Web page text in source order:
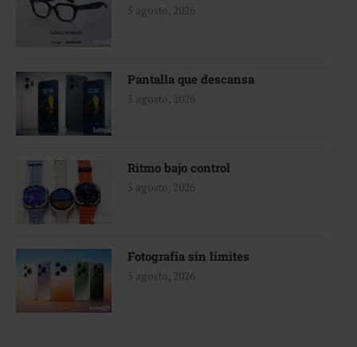
5 agosto, 2026
Pantalla que descansa
5 agosto, 2026
Ritmo bajo control
5 agosto, 2026
Fotografía sin límites
5 agosto, 2026